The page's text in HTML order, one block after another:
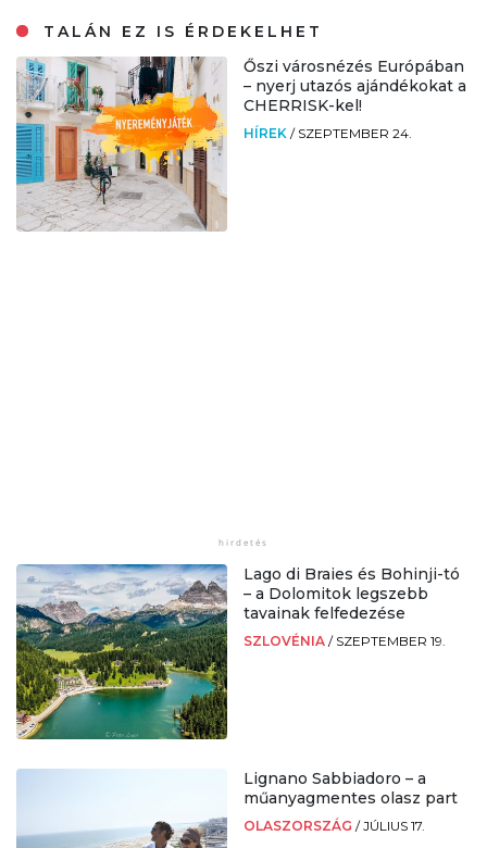
TALÁN EZ IS ÉRDEKELHET
Őszi városnézés Európában
– nyerj utazós ajándékokat a
CHERRISK-kel!
HÍREK / SZEPTEMBER 24.
Lago di Braies és Bohinji-tó
– a Dolomitok legszebb
tavainak felfedezése
SZLOVÉNIA / SZEPTEMBER 19.
Lignano Sabbiadoro – a
műanyagmentes olasz part
OLASZORSZÁG /JÚLIUS 17.